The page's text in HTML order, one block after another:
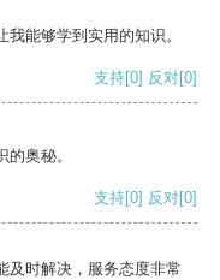
能够学到实用的知识。
支持[0] 反对[0]
奥秘。
支持[0] 反对[0]
及时解决，服务态度非常